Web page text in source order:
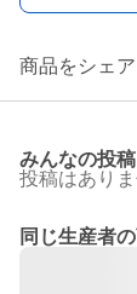
商品をシェア
みんなの投稿
投稿はあり
同じ生産者